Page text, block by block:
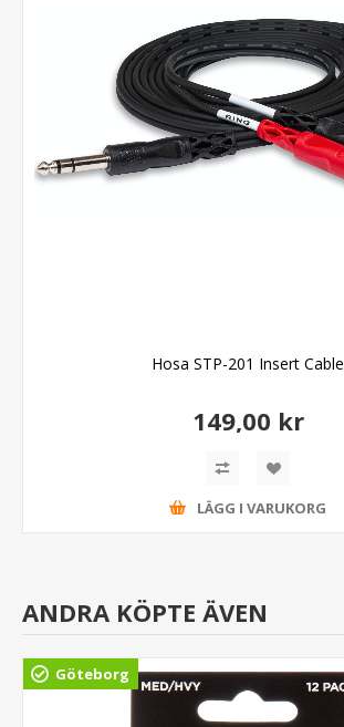
Hosa STP-201 Insert Cable
149,00 kr
LÄGG I VARUKORG
ANDRA KÖPTE ÄVEN
Göteborg